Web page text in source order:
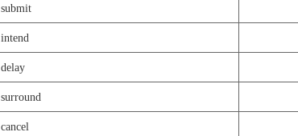
submit
intend
delay
surround
cancel